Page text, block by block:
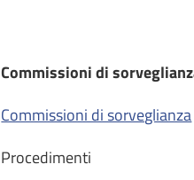
Commissioni di
Commissioni di sorveglianza
Procedimenti